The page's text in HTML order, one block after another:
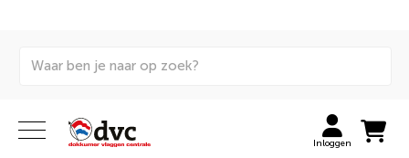
Inloggen
vlaggenmast